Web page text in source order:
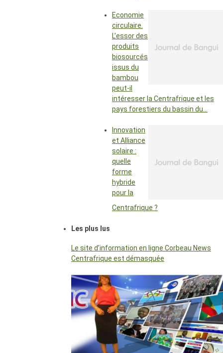
Economie
circulaire.
L’essor des
produits
biosourcés
issus du
bambou
peut-il
intéresser la Centrafrique et les
pays forestiers du bassin du…
Innovation
et Alliance
solaire :
quelle
forme
hybride
pour la
Centrafrique ?
Les plus lus
Le site d’information en ligne Corbeau News
Centrafrique est démasquée